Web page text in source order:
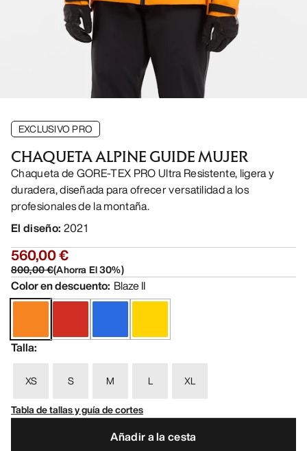
EXCLUSIVO PRO
CHAQUETA ALPINE GUIDE MUJER
Chaqueta de GORE-TEX PRO Ultra Resistente, ligera y
duradera, diseñada para ofrecer versatilidad a los
profesionales de la montaña.
El diseño: 2021
560,00 €
800,00 €(Ahorra El30%)
Color en descuento: Blaze II
Talla:
XS S M L
XL
Tabla de tallas y guía de cortes
Añadir a la cesta